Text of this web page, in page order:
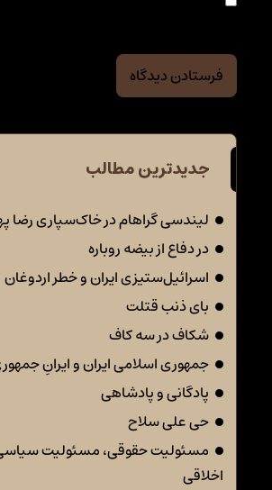
جدیدترین مطالب
لیندسی گراهام در خاک‌سپاری رضا
در دفاع از بیضه روباره
اسرائیل‌ستیزی ایران و خطر اردوغان
بای ذنب قتلت
شکاف در سه کاف
جمهوری اسلامی ایران و ایرانِ
پادگانی و پادشاهی
حی علی سلاح
مسئولیت حقوقی، مسئولیت
اخلاقی